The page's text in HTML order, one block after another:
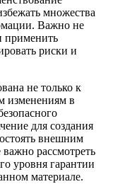
множества
Важно не
применить
риски и
не только к
изменениям в
для создания
внешним
рассмотреть
уровня гарантии
материале.